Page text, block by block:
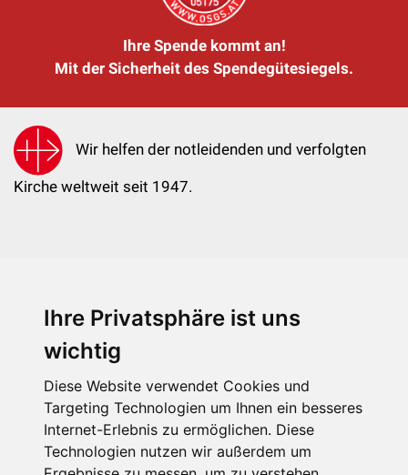
Ihre Privatsphäre ist uns
wichtig
Diese Website verwendet Cookies und
Targeting Technologien um Ihnen ein besseres
Internet-Erlebnis zu ermöglichen. Diese
Technologien nutzen wir außerdem um
Ihre Spende kommt an!
Mit der Sicherheit des Spendegütesiegels.
Wir helfen der notleidenden und verfolgten
Kirche weltweit seit 1947.
KIRCHE IN NOT - Österreich
kin@kircheinnot.at
KIN weltweit